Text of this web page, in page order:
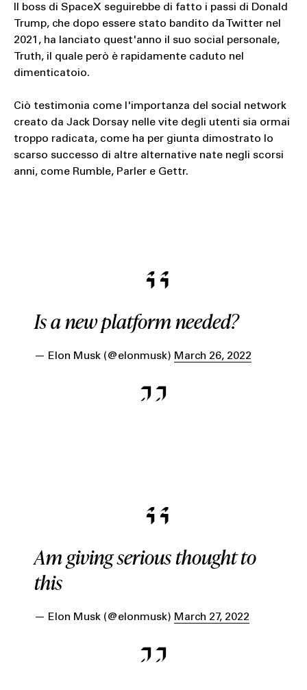
Il boss di SpaceX seguirebbe di fatto i passi di Donald
Trump, che dopo essere stato bandito da Twitter nel
2021, ha lanciato quest'anno il suo social personale,
Truth, il quale però è rapidamente caduto nel
dimenticatoio.
Ciò testimonia come l'importanza del social network
creato da Jack Dorsay nelle vite degli utenti sia ormai
troppo radicata, come ha per giunta dimostrato lo
scarso successo di altre alternative nate negli scorsi
anni, come Rumble, Parler e Gettr.
Is a new platform needed?
— Elon Musk (@elonmusk) March 26, 2022
Am giving serious thought to
this
— Elon Musk (@elonmusk) March 27, 2022